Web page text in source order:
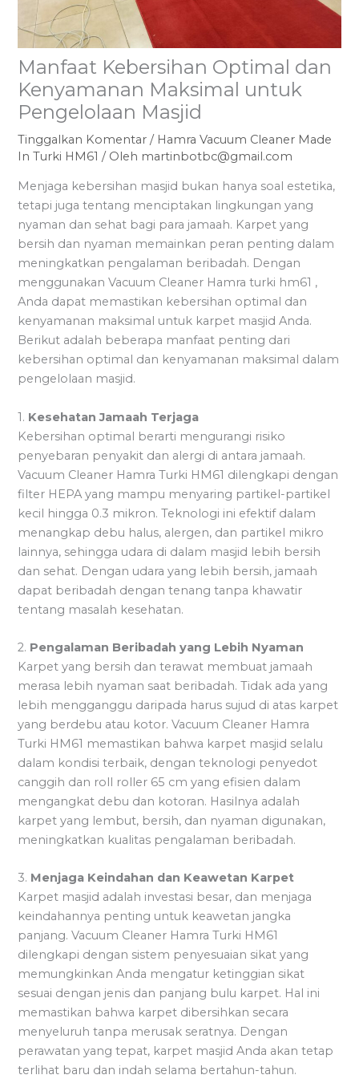
Manfaat Kebersihan Optimal dan
Kenyamanan Maksimal untuk
Pengelolaan Masjid
Tinggalkan Komentar / Hamra Vacuum Cleaner Made
In Turki HM61 / Oleh martinbotbc@gmail.com
Menjaga kebersihan masjid bukan hanya soal estetika,
tetapi juga tentang menciptakan lingkungan yang
nyaman dan sehat bagi para jamaah. Karpet yang
bersih dan nyaman memainkan peran penting dalam
meningkatkan pengalaman beribadah. Dengan
menggunakan Vacuum Cleaner Hamra turki hm61 ,
Anda dapat memastikan kebersihan optimal dan
kenyamanan maksimal untuk karpet masjid Anda.
Berikut adalah beberapa manfaat penting dari
kebersihan optimal dan kenyamanan maksimal dalam
pengelolaan masjid.
1. Kesehatan Jamaah Terjaga
Kebersihan optimal berarti mengurangi risiko
penyebaran penyakit dan alergi di antara jamaah.
Vacuum Cleaner Hamra Turki HM61 dilengkapi dengan
filter HEPA yang mampu menyaring partikel-partikel
kecil hingga 0.3 mikron. Teknologi ini efektif dalam
menangkap debu halus, alergen, dan partikel mikro
lainnya, sehingga udara di dalam masjid lebih bersih
dan sehat. Dengan udara yang lebih bersih, jamaah
dapat beribadah dengan tenang tanpa khawatir
tentang masalah kesehatan.
2. Pengalaman Beribadah yang Lebih Nyaman
Karpet yang bersih dan terawat membuat jamaah
merasa lebih nyaman saat beribadah. Tidak ada yang
lebih mengganggu daripada harus sujud di atas karpet
yang berdebu atau kotor. Vacuum Cleaner Hamra
Turki HM61 memastikan bahwa karpet masjid selalu
dalam kondisi terbaik, dengan teknologi penyedot
canggih dan roll roller 65 cm yang efisien dalam
mengangkat debu dan kotoran. Hasilnya adalah
karpet yang lembut, bersih, dan nyaman digunakan,
meningkatkan kualitas pengalaman beribadah.
3. Menjaga Keindahan dan Keawetan Karpet
Karpet masjid adalah investasi besar, dan menjaga
keindahannya penting untuk keawetan jangka
panjang. Vacuum Cleaner Hamra Turki HM61
dilengkapi dengan sistem penyesuaian sikat yang
memungkinkan Anda mengatur ketinggian sikat
sesuai dengan jenis dan panjang bulu karpet. Hal ini
memastikan bahwa karpet dibersihkan secara
menyeluruh tanpa merusak seratnya. Dengan
perawatan yang tepat, karpet masjid Anda akan tetap
terlihat baru dan indah selama bertahun-tahun.